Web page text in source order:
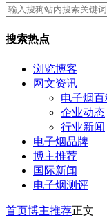
搜索热点
浏览博客
网文资讯
电子烟百
企业动态
行业新闻
电子烟品牌
博主推荐
国际新闻
电子烟测评
首页博主推荐正文